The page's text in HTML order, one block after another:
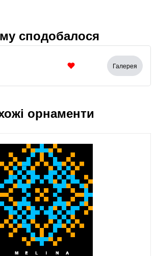
сподобалося
Галерея
орнаменти